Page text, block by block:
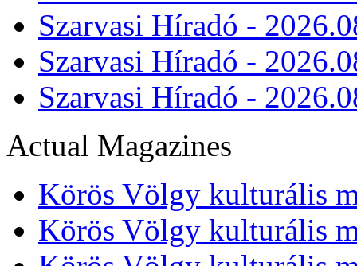
Szarvasi Híradó -
Szarvasi Híradó -
Szarvasi Híradó -
Actual Magazines
Körös Völgy kulturális
Körös Völgy kulturális